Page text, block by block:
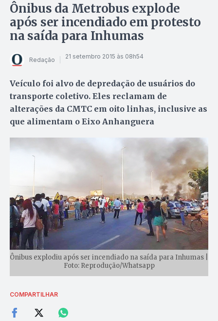
Ônibus da Metrobus explode
após ser incendiado em protesto
na saída para Inhumas
Redação 21 setembro 2015 às 08h54
Veículo foi alvo de depredação de usuários do
transporte coletivo. Eles reclamam de
alterações da CMTC em oito linhas, inclusive as
que alimentam o Eixo Anhanguera
Ônibus explodiu após ser incendiado na saída para Inhumas |
Foto: Reprodução/Whatsapp
COMPARTILHAR